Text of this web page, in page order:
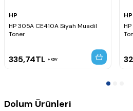
HP
HP 305A CE410A Siyah Muadil
Toner
335,74TL KDV
HP
Dolum Ürünleri